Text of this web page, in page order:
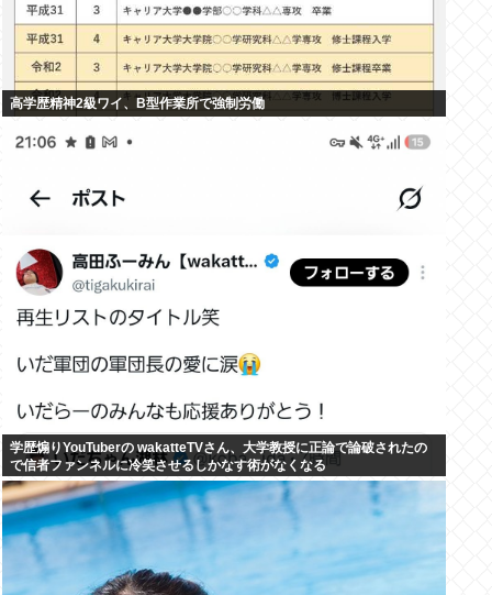
高学歴精神2級ワイ、B型作業所で強制労働
学歴煽りYouTuberの wakatteTVさん、大学教授に正論で論破されたの
で信者ファンネルに冷笑させるしかなす術がなくなる